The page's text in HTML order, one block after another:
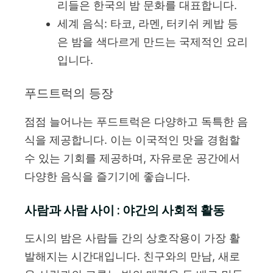
리들은 한국의 밤 문화를 대표합니다.
세계 음식: 타코, 라멘, 터키쉬 케밥 등
은 밤을 색다르게 만드는 국제적인 요리
입니다.
푸드트럭의 등장
점점 늘어나는 푸드트럭은 다양하고 독특한 음
식을 제공합니다. 이는 이국적인 맛을 경험할
수 있는 기회를 제공하며, 자유로운 공간에서
다양한 음식을 즐기기에 좋습니다.
사람과 사람 사이 : 야간의 사회적 활동
도시의 밤은 사람들 간의 상호작용이 가장 활
발해지는 시간대입니다. 친구와의 만남, 새로